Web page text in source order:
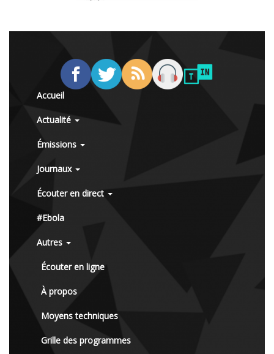
Accueil
Actualité
Émissions
Journaux
Écouter en direct
#Ebola
Autres
Écouter en ligne
À propos
Moyens techniques
Grille des programmes